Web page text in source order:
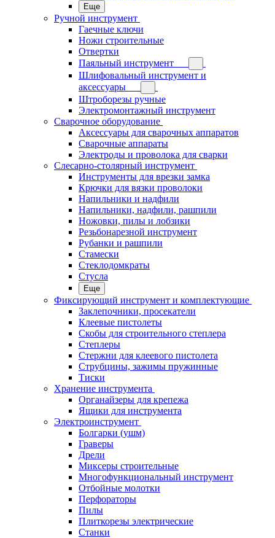
Еще
Ручной инструмент
Гаечные ключи
Ножи строительные
Отвертки
Паяльный инструмент
Шлифовальный инструмент и
аксессуары
Штроборезы ручные
Электромонтажный инструмент
Сварочное оборудование
Аксессуары для сварочных аппаратов
Сварочные аппараты
Электроды и проволока для сварки
Слесарно-столярный инструмент
Инструменты для врезки замка
Крючки для вязки проволоки
Напильники и надфили
Напильники, надфили, рашпили
Ножовки, пилы и лобзики
Резьбонарезной инструмент
Рубанки и рашпили
Стамески
Стеклодомкраты
Стусла
Еще
Фиксирующий инструмент и комплектующие
Заклепочники, просекатели
Клеевые пистолеты
Скобы для строительного степлера
Степлеры
Стержни для клеевого пистолета
Струбцины, зажимы пружинные
Тиски
Хранение инструмента
Органайзеры для крепежа
Ящики для инструмента
Электроинструмент
Болгарки (ушм)
Граверы
Дрели
Миксеры строительные
Многофункциональный инструмент
Отбойные молотки
Перфораторы
Пилы
Плиткорезы электрические
Станки